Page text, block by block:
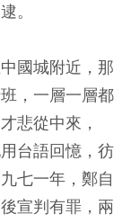
。
國城附近，那
，一層一層都
悲從中來，
台語回憶，彷
七一年，鄭自
宣判有罪，兩